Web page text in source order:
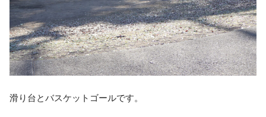
滑り台とバスケットゴールです。